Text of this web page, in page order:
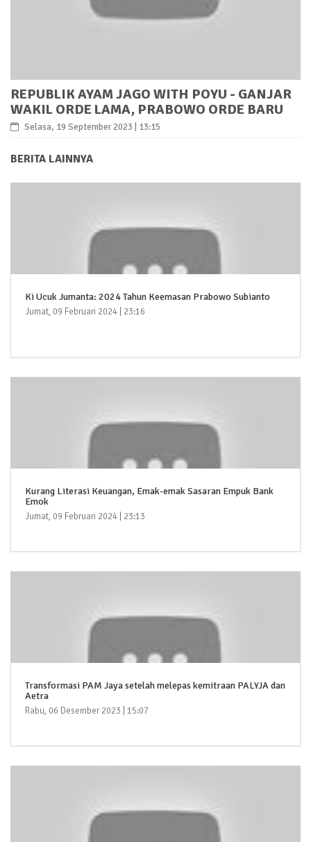
REPUBLIK AYAM JAGO WITH POYU - GANJAR
WAKIL ORDE LAMA, PRABOWO ORDE BARU
Selasa, 19 September 2023 | 13:15
BERITA LAINNYA
Ki Ucuk Jumanta: 2024 Tahun Keemasan Prabowo Subianto
Jumat, 09 Februari 2024 | 23:16
Kurang Literasi Keuangan, Emak-emak Sasaran Empuk Bank
Emok
Jumat, 09 Februari 2024 | 23:13
Transformasi PAM Jaya setelah melepas kemitraan PALYJA dan
Aetra
Rabu, 06 Desember 2023 | 15:07